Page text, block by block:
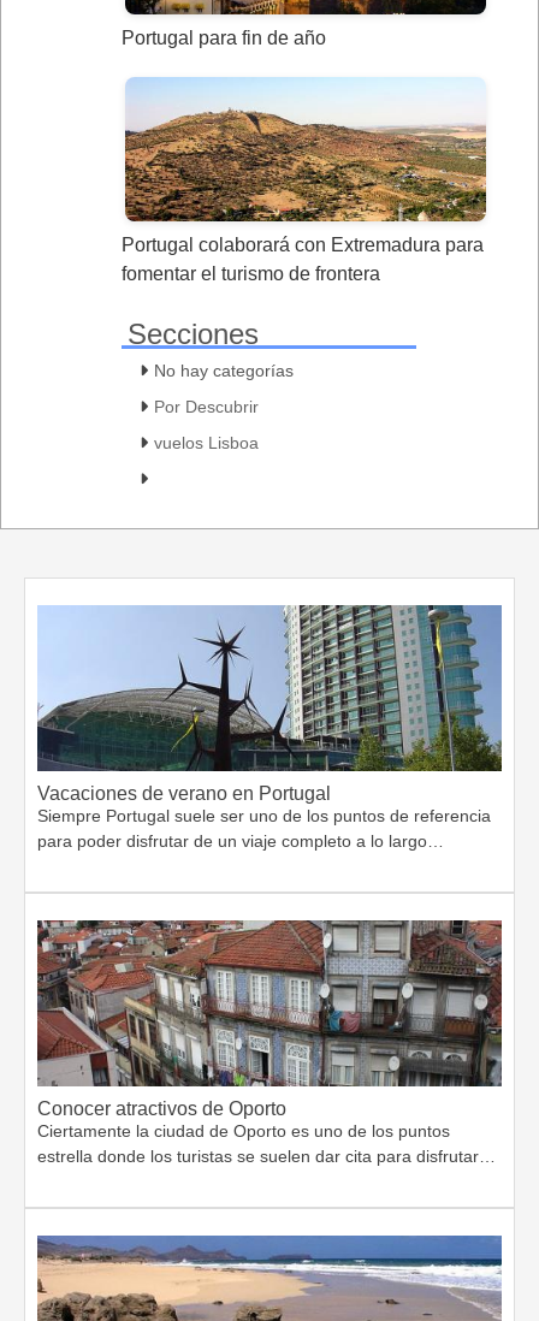
Portugal para fin de año
Portugal colaborará con Extremadura para
fomentar el turismo de frontera
Secciones
No hay categorías
Por Descubrir
vuelos Lisboa
Vacaciones de verano en Portugal
Siempre Portugal suele ser uno de los puntos de referencia
para poder disfrutar de un viaje completo a lo largo…
Conocer atractivos de Oporto
Ciertamente la ciudad de Oporto es uno de los puntos
estrella donde los turistas se suelen dar cita para disfrutar…